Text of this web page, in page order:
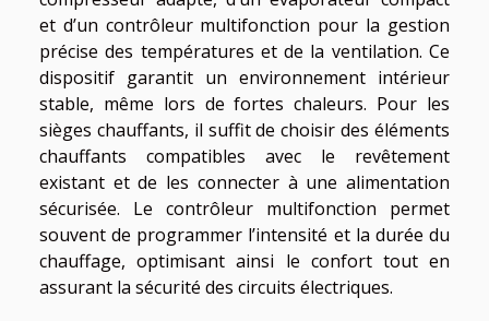
et d’un contrôleur multifonction pour la gestion
précise des températures et de la ventilation. Ce
dispositif garantit un environnement intérieur
stable, même lors de fortes chaleurs. Pour les
sièges chauffants, il suffit de choisir des éléments
chauffants compatibles avec le revêtement
existant et de les connecter à une alimentation
sécurisée. Le contrôleur multifonction permet
souvent de programmer l’intensité et la durée du
chauffage, optimisant ainsi le confort tout en
assurant la sécurité des circuits électriques.